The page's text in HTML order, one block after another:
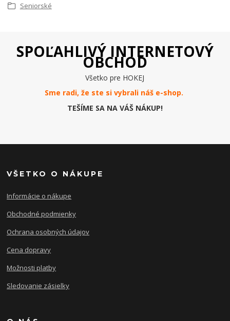
Seniorské
SPOĽAHLIVÝ INTERNETOVÝ
OBCHOD
Všetko pre HOKEJ
Sme radi, že ste si vybrali náš e-shop.
TEŠÍME SA NA VÁŠ NÁKUP!
VŠETKO O NÁKUPE
Informácie o nákupe
Obchodné podmienky
Ochrana osobných údajov
Cena dopravy
Možnosti platby
Sledovanie zásielky